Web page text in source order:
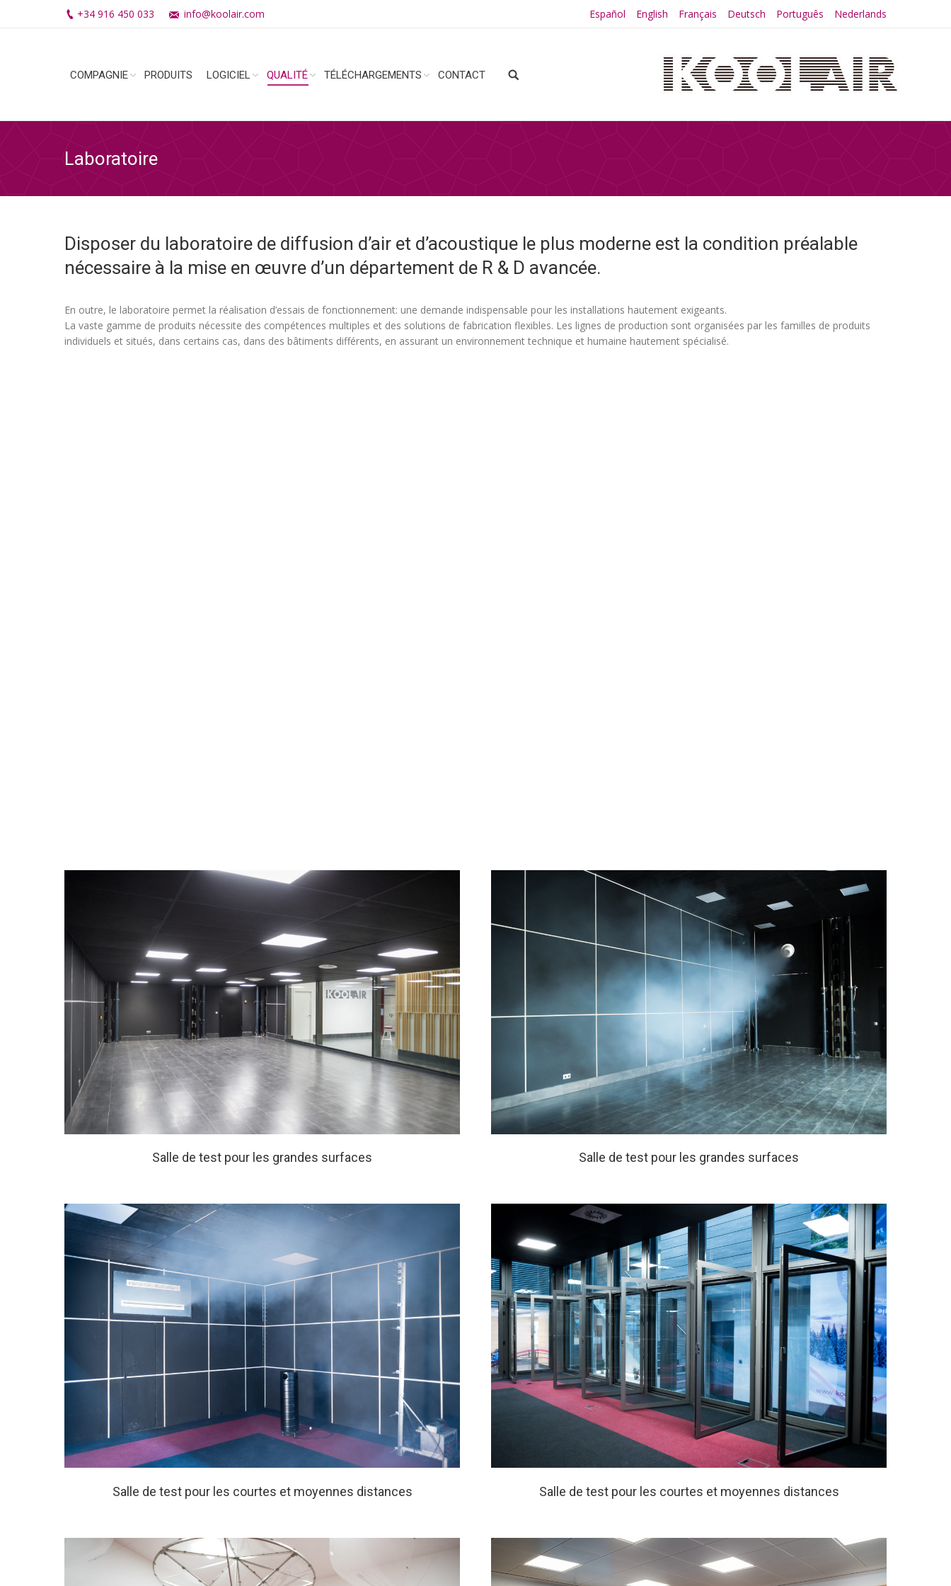
+34 916 450 033 info@koolair.com Español English Français Deutsch Português Nederlands
COMPAGNIE PRODUITS LOGICIEL QUALITÉ TÉLÉCHARGEMENTS CONTACT
Laboratoire
Disposer du laboratoire de diffusion d’air et d’acoustique le plus moderne est la condition préalable
nécessaire à la mise en œuvre d’un département de R & D avancée.
En outre, le laboratoire permet la réalisation d’essais de fonctionnement: une demande indispensable pour les installations hautement exigeants.
La vaste gamme de produits nécessite des compétences multiples et des solutions de fabrication flexibles. Les lignes de production sont organisées par les familles de produits
individuels et situés, dans certains cas, dans des bâtiments différents, en assurant un environnement technique et humaine hautement spécialisé.
Salle de test pour les grandes surfaces
Salle de test pour les courtes et moyennes distances
Salle de test pour les grandes surfaces
Salle de test pour les courtes et moyennes distances